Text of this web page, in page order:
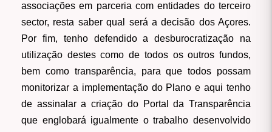
associações em parceria com entidades do terceiro
sector, resta saber qual será a decisão dos Açores.
Por fim, tenho defendido a desburocratização na
utilização destes como de todos os outros fundos,
bem como transparência, para que todos possam
monitorizar a implementação do Plano e aqui tenho
de assinalar a criação do Portal da Transparência
que englobará igualmente o trabalho desenvolvido